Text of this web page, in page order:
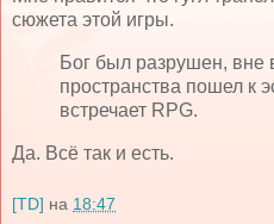
сюжета этой игры.
Бог был разрушен, вне
пространства пошел к
встречает RPG.
Да. Всё так и есть.
[TD] на 18:47